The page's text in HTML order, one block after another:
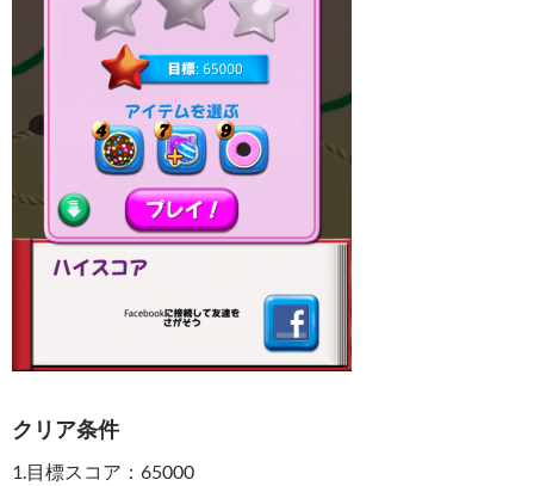
クリア条件
1.目標スコア：65000